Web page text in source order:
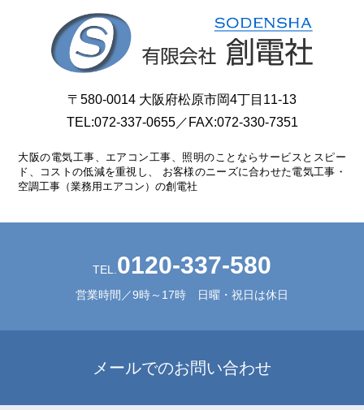
〒580-0014 大阪府松原市岡4丁目11-13
TEL:072-337-0655／FAX:072-330-7351
大阪の電気工事、エアコン工事、照明のことならサービスとスピー
ド、コストの低減を重視し、
お客様のニーズに合わせた電気工事・
空調工事（業務用エアコン）の創電社
TEL. 0120-337-580
営業時間／9時～17時 日曜・祝日は休日
メールでのお問い合わせ